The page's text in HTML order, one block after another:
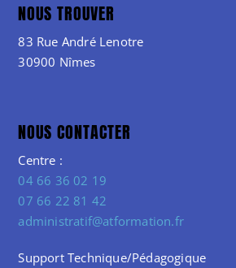
NOUS TROUVER
83 Rue André Lenotre
30900 Nîmes
NOUS CONTACTER
Centre :
04 66 36 02 19
07 66 22 81 42
administratif@atformation.fr
Support Technique/Pédagogique